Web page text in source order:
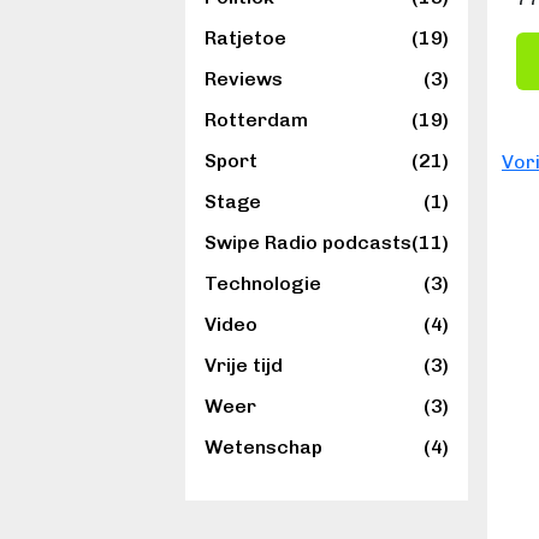
Ratjetoe
(19)
Reviews
(3)
Rotterdam
(19)
Sport
(21)
Stage
(1)
Swipe Radio podcasts(11)
Technologie
(3)
Video
(4)
Vrije tijd
(3)
Weer
(3)
Wetenschap
(4)
B